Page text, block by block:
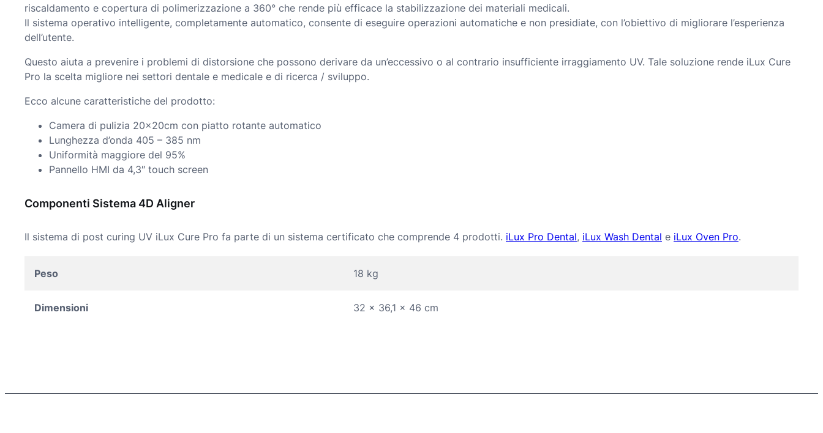
riscaldamento e copertura di polimerizzazione a 360° che rende più efficace la stabilizzazione dei materiali medicali.
Il sistema operativo intelligente, completamente automatico, consente di eseguire operazioni automatiche e non presidiate, con l’obiettivo di migliorare l’esperienza
dell’utente.
Questo aiuta a prevenire i problemi di distorsione che possono derivare da un’eccessivo o al contrario insufficiente irraggiamento UV. Tale soluzione rende iLux Cure
Pro la scelta migliore nei settori dentale e medicale e di ricerca / sviluppo.
Ecco alcune caratteristiche del prodotto:
Camera di pulizia 20x20cm con piatto rotante automatico
Lunghezza d’onda 405 – 385 nm
Uniformità maggiore del 95%
Pannello HMI da 4,3″ touch screen
Componenti Sistema 4D Aligner
Il sistema di post curing UV iLux Cure Pro fa parte di un sistema certificato che comprende 4 prodotti. iLux Pro Dental, iLux Wash Dental e iLux Oven Pro.
Peso 18 kg
Dimensioni 32 × 36,1 × 46 cm